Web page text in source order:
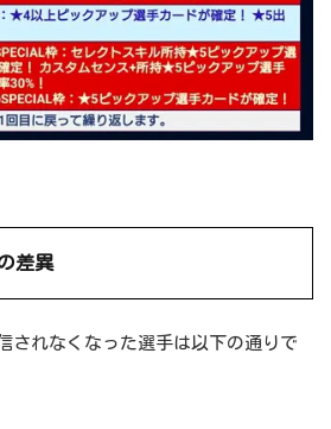
差異
されなくなった選手は以下の通りで